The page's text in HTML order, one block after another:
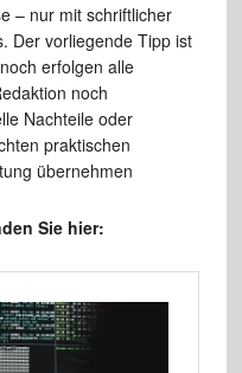
– nur mit schriftlicher
Der vorliegende Tipp ist
erfolgen alle
noch
Nachteile oder
praktischen
übernehmen
Sie hier: